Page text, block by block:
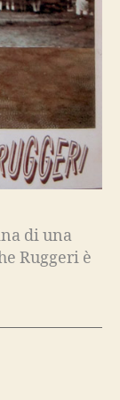
di una
Ruggeri è